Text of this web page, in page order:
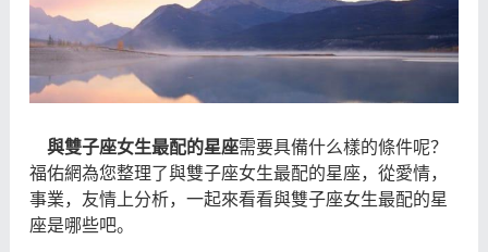
八字命理 八字合婚 運勢測算
與雙子座女生最配的星座需要具備什么樣的條件呢？
福佑網為您整理了與雙子座女生最配的星座，從愛情，
事業，友情上分析，一起來看看與雙子座女生最配的星
座是哪些吧。